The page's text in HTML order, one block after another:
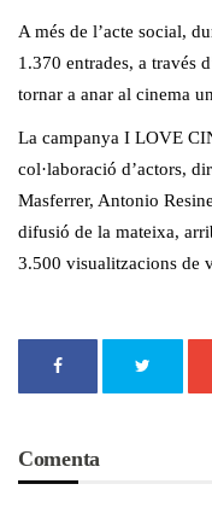
A més de l’acte social,
1.370 entrades, a través
tornar a anar al cinema
La campanya I LOVE
col·laboració d’actors,
Masferrer, Antonio
difusió de la mateixa,
3.500 visualitzacions de
Comenta